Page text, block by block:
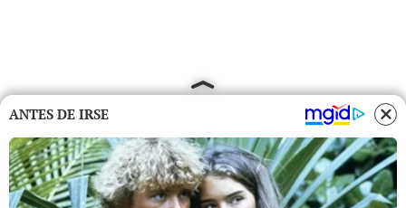
ANTES DE IRSE